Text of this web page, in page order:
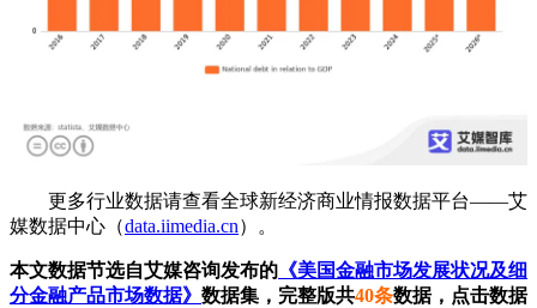
更多行业数据请查看全球新经济商业情报数据平台——艾
媒数据中心（data.iimedia.cn）。
本文数据节选自艾媒咨询发布的 《美国金融市场发展状况及细
分金融产品市场数据》 数据集，完整版共40条数据，点击数据